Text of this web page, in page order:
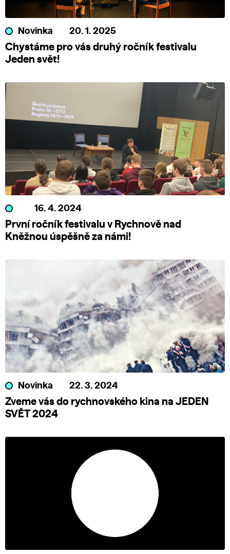
Novinka 20. 1. 2025
Chystáme pro vás druhý ročník festivalu
Jeden svět!
16. 4. 2024
První ročník festivalu v Rychnově nad
Kněžnou úspěšně za námi!
Novinka 22. 3. 2024
Zveme vás do rychnovského kina na JEDEN
SVĚT 2024